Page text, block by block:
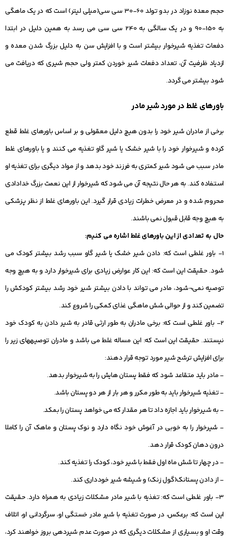
حجم معده نوزاد در بدو تولد 60-30 سی سی(میلی لیتر) است که در یک ماهگی
به 150-90 و در یک سالگی به 240 سی سی می رسد به همین دلیل در ابتدا
دفعات تغذیه شیرخوار بیشتر است و با افزایش سن به دلیل بزرگ شدن معده و
ازدیاد ظرفیت آن، تعداد دفعات شیر خوردن کمتر ولی حجم شیری که دریافت می
شود بیشتر می گردد.
باورهای غلط در مورد شیر مادر
برخی از مادران شیر خود را بدون هیچ دلیل معقولی و بر اساس باورهای غلط قطع
کرده و شیرخوار خود را با شیر خشک یا شیر گاو تغذیه می کنند و یا باورهای غلط
مادر سبب می شود شیر کمتری به فرزند خود بدهد و از مواد دیگری برای تغذیه او
استفاده کند. به هر حال نتیجه آن می شود که شیرخوار از این نعمت بزرگ خدادادی
محروم شده و در معرض خطرات زیادی قرار گیرد. این باورهای غلط از نظر پزشکی
به هیچ وجه قابل قبول نمی باشند.
حال به تعدادی از این باورهای غلط اشاره می کنیم:
1- باور غلطی است که: دادن شیر خشک یا شیر گاو سبب رشد بیشتر کودک می
شود. حقیقت این است که: این کار عوارض زیادی برای شیرخوار دارد و به هیچ وجه
توصیه نمی¬شود، مادر می تواند با دادن بیشتر شیر خود رشد بیشتر کودکش را
تضمین کند و از حوالی شش ماهگی غذای کمکی را شروع کند.
2- باور غلطی است که: برخی مادران به طور ارثی قادر به شیر دادن به کودک خود
نیستند. حقیقت این است که: این مساله غلط می باشد و مادران توصیه‏های زیر را
برای افزایش ترشح شیر مورد توجه قرار دهند:
- مادر باید متقاعد شود که فقط پستان هایش را به شیرخوار بدهد.
- تغذیه شیرخوار باید به طور مکرر و هر بار از هر دو پستان باشد.
- به شیرخوار باید اجازه داد تا هر مقدار که می خواهد پستان را بمکد.
- شیرخوار را به خوبی در آغوش خود نگاه دارد و نوک پستان و ماهک آن را کاملا
درون دهان کودک قرار دهد.
- در چهار تا شش ماه اول فقط با شیر خود، کودک را تغذیه کند.
- از دادن پستانک(گول زنک) و شیشه شیر خودداری کند.
3- باور غلطی است که: تغذیه با شیر مادر مشکلات زیادی به همراه دارد. حقیقت
این است که: برعکس، در صورت تغذیه با شیر مادر خستگی او، سرگردانی او، اتلاف
وقت او و بسیاری از مشکلات دیگری که در صورت عدم شیردهی بروز خواهند کرد،